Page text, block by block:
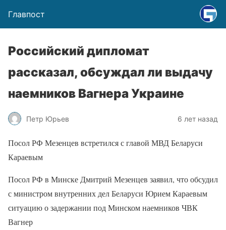
Главпост
Российский дипломат
рассказал, обсуждал ли выдачу
наемников Вагнера Украине
Петр Юрьев 6 лет назад
Посол РФ Мезенцев встретился с главой МВД Беларуси
Караевым
Посол РФ в Минске Дмитрий Мезенцев заявил, что обсудил
с министром внутренних дел Беларуси Юрием Караевым
ситуацию о задержании под Минском наемников ЧВК
Вагнер